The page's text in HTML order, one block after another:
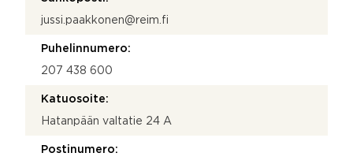
jussi.paakkonen@reim.fi
Puhelinnumero:
207 438 600
Katuosoite:
Hatanpään valtatie 24 A
Postinumero: